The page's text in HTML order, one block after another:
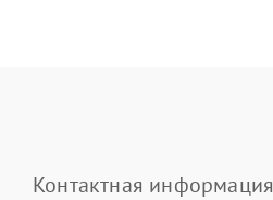
Контактная информация